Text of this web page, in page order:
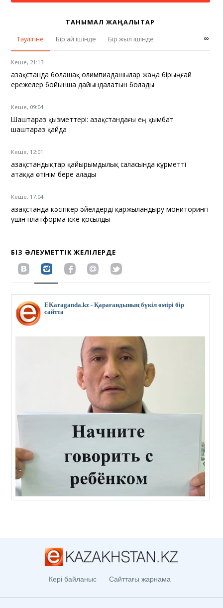
ТАНЫМАЛ ЖАҢАЛЫҚТАР
Тәулігіне
Бір ай ішінде Бір жыл ішінде ∞
Кеше, 21:13
Қазақстанда болашақ олимпиадашылар жаңа бірыңғай
ережелер бойынша дайындалатын болады
Кеше, 09:04
Шаштараз қызметтері: Қазақстандағы ең қымбат
шаштараз қайда
Кеше, 12:01
Қазақстандықтар қайырымдылық саласында құрметті
атаққа өтінім бере алады
Кеше, 17:04
Қазақстанда кәсіпкер әйелдерді қаржыландыру мониторингі
үшін платформа іске қосылды
БІЗ ӘЛЕУМЕТТІК ЖЕЛІЛЕРДЕ
EKaraganda.kz - Қарағандының бүкіл өмірі бір
сайтта
Кері байланыс Сайттағы жарнама